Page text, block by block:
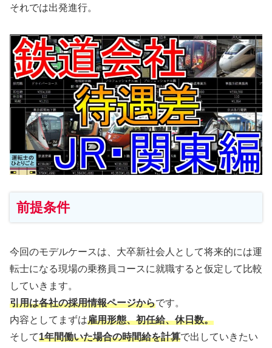
それでは出発進行。
前提条件
今回のモデルケースは、大卒新社会人として将来的には運
転士になる現場の乗務員コースに就職すると仮定して比較
していきます。
引用は各社の採用情報ページからです。
内容としてまずは雇用形態、初任給、休日数。
そして1年間働いた場合の時間給を計算で出していきたい